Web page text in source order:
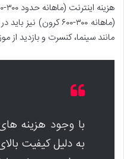
(ماهانه ۳۰۰-۶۰۰
مانند سینما، کنسرت و بازدید از
با وجود هزینه های
به دلیل کیفیت